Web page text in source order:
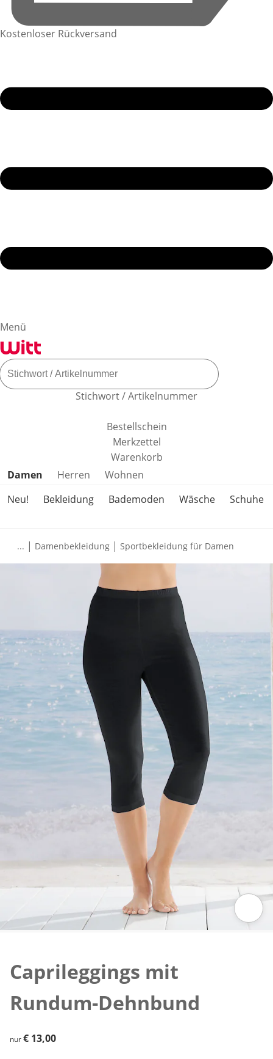
Kostenloser Rückversand
Menü
Stichwort / Artikelnummer
Bestellschein
Merkzettel
Warenkorb
Produktkategorien überspringen
Damen Herren
Wohnen
Neu!
Bekleidung Bademoden Wäsche Schuhe
... | Damenbekleidung | Sportbekleidung für Damen
Caprileggings mit
Rundum-Dehnbund
€ 13,00
nur€ 13,00